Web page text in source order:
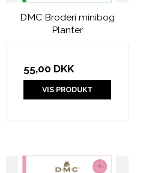
DMC Broderi minibog
Planter
55,00 DKK
VIS PRODUKT